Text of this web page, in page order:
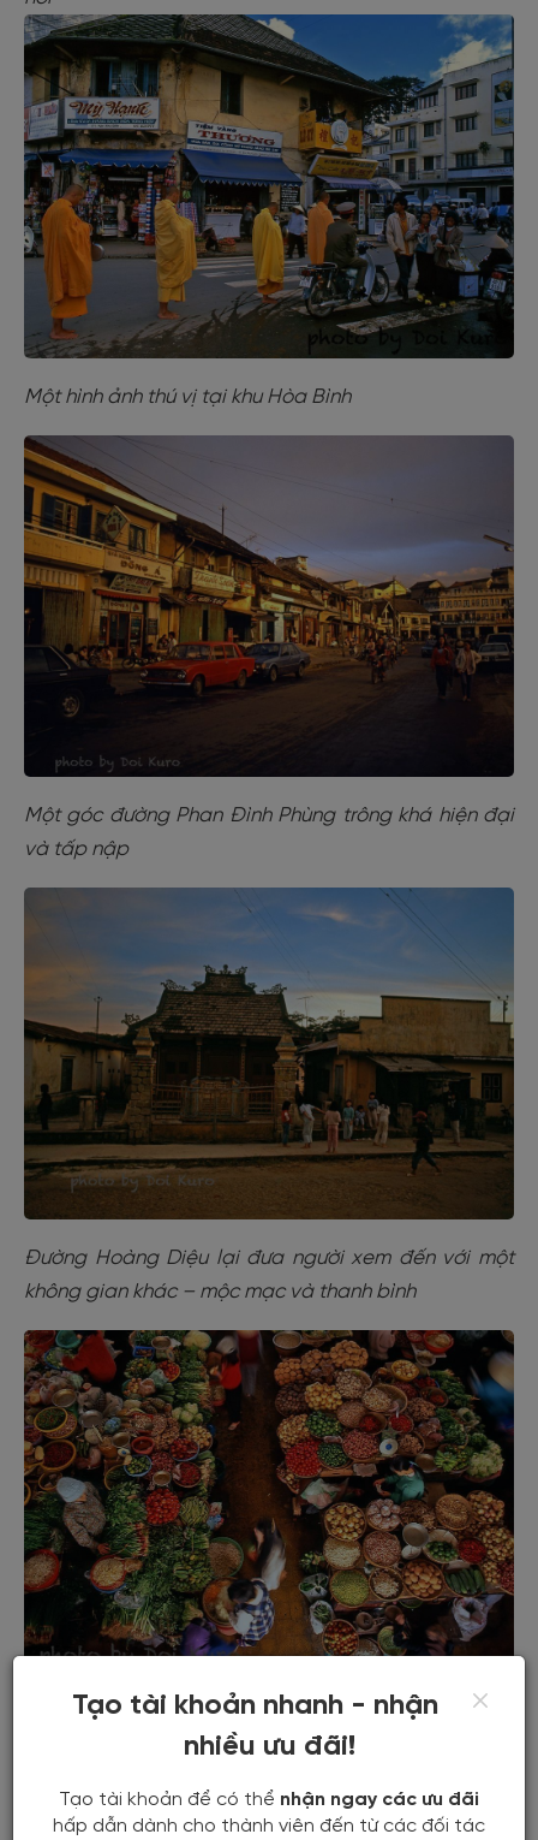
Một hình ảnh thú vị tại khu Hòa Bình
Một góc đường Phan Đình Phùng trông khá hiện đại
và tấp nập
Đường Hoàng Diệu lại đưa người xem đến với một
không gian khác – mộc mạc và thanh bình
Hình ảnh nhiều màu sắc tại một ngôi chợ Đà Lạt.
Tạo tài khoản nhanh - nhận
nhiều ưu đãi!
Tạo tài khoản để có thể nhận ngay các ưu đãi
hấp dẫn dành cho thành viên đến từ các đối tác